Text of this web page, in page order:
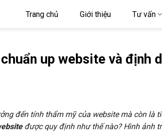
Trang chủ Giới thiệu Tư vấn
up website và định
đến tính thẩm mỹ của website mà còn là
được quy định như thế nào? Hình ảnh